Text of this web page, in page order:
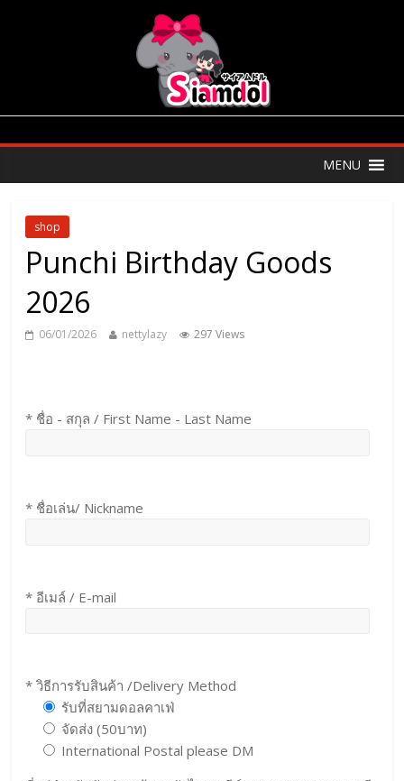
MENU
shop
Punchi Birthday Goods
2026
06/01/2026 nettylazy 297 Views
* ชื่อ - สกุล / First Name - Last Name
* ชื่อเล่น/ Nickname
* อีเมล์ / E-mail
* วิธีการรับสินค้า /Delivery Method
รับที่สยามดอลคาเฟ่
จัดส่ง (50บาท)
International Postal please DM